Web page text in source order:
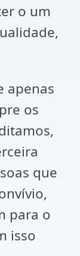
o um
apenas
os
que
para o
isso